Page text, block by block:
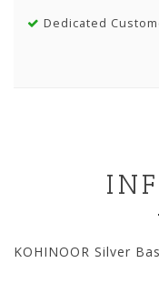
Dedicated
KOHINOOR Silver